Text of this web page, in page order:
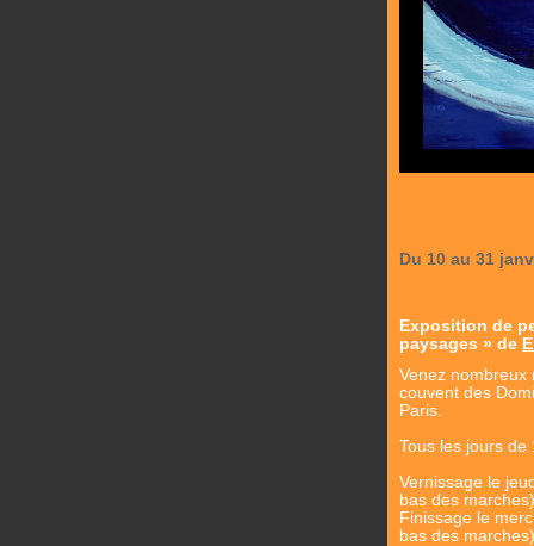
Du 10 au 31
Exposition de
paysages » de
Venez
couvent des
Paris.
Tous les jours
Vernissage le
bas des
Finissage le
bas des